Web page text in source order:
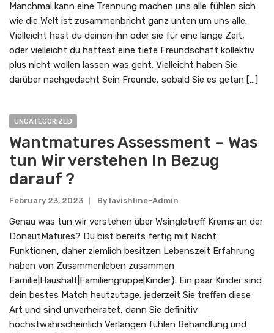
Manchmal kann eine Trennung machen uns alle fühlen sich
wie die Welt ist zusammenbricht ganz unten um uns alle.
Vielleicht hast du deinen ihn oder sie für eine lange Zeit,
oder vielleicht du hattest eine tiefe Freundschaft kollektiv
plus nicht wollen lassen was geht. Vielleicht haben Sie
darüber nachgedacht Sein Freunde, sobald Sie es getan […]
UNCATEGORIZED
Wantmatures Assessment – Was
tun Wir verstehen In Bezug
darauf ?
February 23, 2023 By Lavishline-Admin
Genau was tun wir verstehen über Wsingletreff Krems an der
DonautMatures? Du bist bereits fertig mit Nacht
Funktionen, daher ziemlich besitzen Lebenszeit Erfahrung
haben von Zusammenleben zusammen
Familie|Haushalt|Familiengruppe|Kinder}. Ein paar Kinder sind
dein bestes Match heutzutage. jederzeit Sie treffen diese
Art und sind unverheiratet, dann Sie definitiv
höchstwahrscheinlich Verlangen fühlen Behandlung und